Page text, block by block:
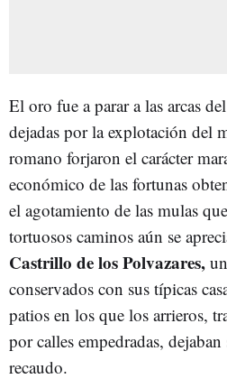
El oro fue a parar a las arcas
dejadas por la explotación del
romano forjaron el carácter
económico de las fortunas
el agotamiento de las mulas
tortuosos caminos aún se
Castrillo de los Polvazares,
conservados con sus típicas
patios en los que los arrieros,
por calles empedradas, dejaban
recaudo.